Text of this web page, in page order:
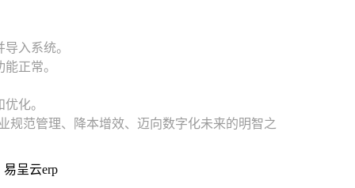
入系统。
正常。
化。
规范管理、降本增效、迈向数字化未来的明智之
易呈云erp